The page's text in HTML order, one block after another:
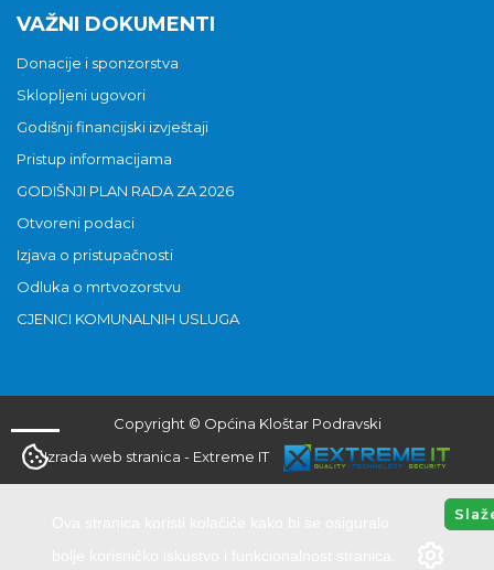
VAŽNI DOKUMENTI
Donacije i sponzorstva
Sklopljeni ugovori
Godišnji financijski izvještaji
Pristup informacijama
GODIŠNJI PLAN RADA ZA 2026
Otvoreni podaci
Izjava o pristupačnosti
Odluka o mrtvozorstvu
CJENICI KOMUNALNIH USLUGA
Copyright © Općina Kloštar Podravski
Izrada web stranica - Extreme IT